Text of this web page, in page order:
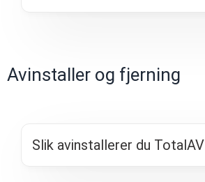
Avinstaller og fjerning
Slik avinstallerer du TotalAV